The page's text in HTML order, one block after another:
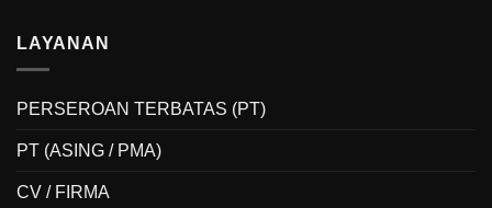
LAYANAN
PERSEROAN TERBATAS (PT)
PT (ASING / PMA)
CV / FIRMA